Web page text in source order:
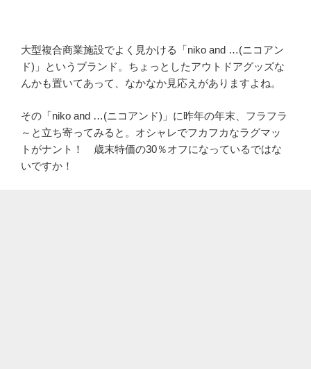
大型複合商業施設でよく見かける「niko and …(ニコアン
ド)」というブランド。ちょっとしたアウトドアグッズな
んかも置いてあって、なかなか見応えがありますよね。
その「niko and …(ニコアンド)」に昨年の年末、フラフラ
～と立ち寄ってみると。オシャレでフカフカなラグマッ
トがナント！ 歳末特価の30％オフになっているではな
いですか！